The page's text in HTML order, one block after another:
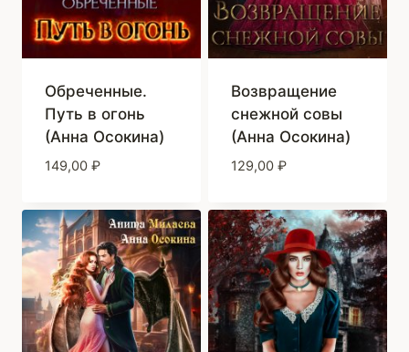
Обреченные.
Путь в огонь
(Анна Осокина)
149,00 ₽
Возвращение
снежной совы
(Анна Осокина)
129,00 ₽